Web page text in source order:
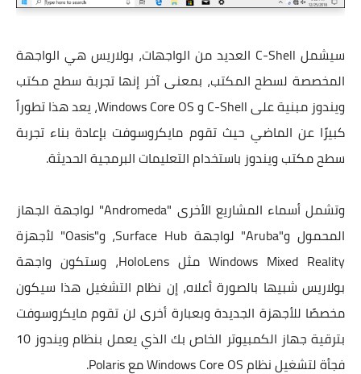
سيشمل C-Shell العديد من الواجهات، بولاريس هي الواجهة
المخصصة لسطح المكتب، بمعنى آخر إنها تجربة سطح مكتب
ويندوز مبنية على C-Shell و Windows Core OS، يعد هذا تطوراً
كبيرًا عن الماضي حيث تقوم مايكروسوفت بإعادة بناء تجربة
سطح مكتب ويندوز باستخدام التعليمات البرمجية الحديثة.
وتشمل أسماء المشاريع الأخرى "Andromeda" لواجهة الجهاز
المحمول و"Aruba" لواجهة Surface Hub، و"Oasis" لأجهزة
Windows Mixed Reality مثل HoloLens، وستكون واجهة
بولاريس شبيها بالصورة أعلاه، إن نظام التشغيل هذا سيكون
مخصصًا للأجهزة الجديدة وبعبارة أخرى لن تقوم مايكروسوفت
بترقية جهاز الكمبيوتر الخاص بك الذي يعمل بنظام ويندوز 10
فجأة لتشغيل نظام Windows Core OS مع Polaris.